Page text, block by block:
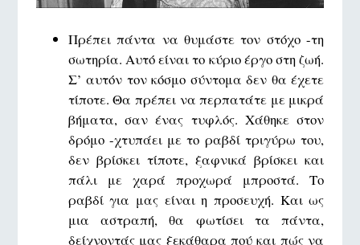
Πρέπει πάντα να θυμάστε τον στόχο -τη
σωτηρία. Αυτό είναι το κύριο έργο στη ζωή.
Σ’ αυτόν τον κόσμο σύντομα δεν θα έχετε
τίποτε. Θα πρέπει να περπατάτε με μικρά
βήματα, σαν ένας τυφλός. Χάθηκε στον
δρόμο -χτυπάει με το ραβδί τριγύρω του,
δεν βρίσκει τίποτε, ξαφνικά βρίσκει και
πάλι με χαρά προχωρά μπροστά. Το
ραβδί για μας είναι η προσευχή. Και ως
μια αστραπή, θα φωτίσει τα πάντα,
δείχνοντάς μας ξεκάθαρα πού και πώς να